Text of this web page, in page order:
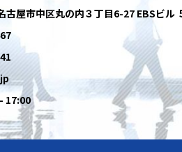
古屋市中区丸の内３丁目6-27 EBSビル
17:00